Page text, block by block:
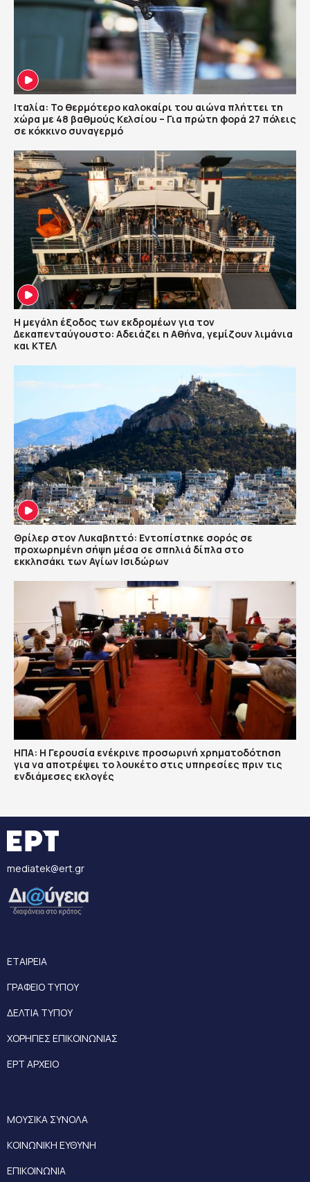
Ιταλία: Το θερμότερο καλοκαίρι του αιώνα πλήττει τη
χώρα με 48 βαθμούς Κελσίου – Για πρώτη φορά 27 πόλεις
σε κόκκινο συναγερμό
Η μεγάλη έξοδος των εκδρομέων για τον
Δεκαπενταύγουστο: Αδειάζει η Αθήνα, γεμίζουν λιμάνια
και ΚΤΕΛ
Θρίλερ στον Λυκαβηττό: Εντοπίστηκε σορός σε
προχωρημένη σήψη μέσα σε σπηλιά δίπλα στο
εκκλησάκι των Αγίων Ισιδώρων
ΗΠΑ: Η Γερουσία ενέκρινε προσωρινή χρηματοδότηση
για να αποτρέψει το λουκέτο στις υπηρεσίες πριν τις
ενδιάμεσες εκλογές
mediatek@ert.gr
ΕΤΑΙΡΕΙΑ
ΓΡΑΦΕΙΟ ΤΥΠΟΥ
ΔΕΛΤΙΑ ΤΥΠΟΥ
ΧΟΡΗΓΙΕΣ ΕΠΙΚΟΙΝΩΝΙΑΣ
ΕΡΤ ΑΡΧΕΙΟ
ΜΟΥΣΙΚΑ ΣΥΝΟΛΑ
ΚΟΙΝΩΝΙΚΗ ΕΥΘΥΝΗ
ΕΠΙΚΟΙΝΩΝΙΑ